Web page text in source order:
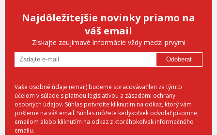
Najdôležitejšie novinky priamo na
váš email
Získajte zaujímavé informácie vždy medzi prvými
Odoberať
Vaše osobné údaje (email) budeme spracovávať len za týmto
účelom v súlade s platnou legislatívou a zásadami ochrany
osobných údajov. Súhlas potvrdíte kliknutím na odkaz, ktorý vám
pošleme na váš email. Súhlas môžete kedykoľvek odvolať písomne,
emailom alebo kliknutím na odkaz z ktoréhokoľvek informačného
emailu.